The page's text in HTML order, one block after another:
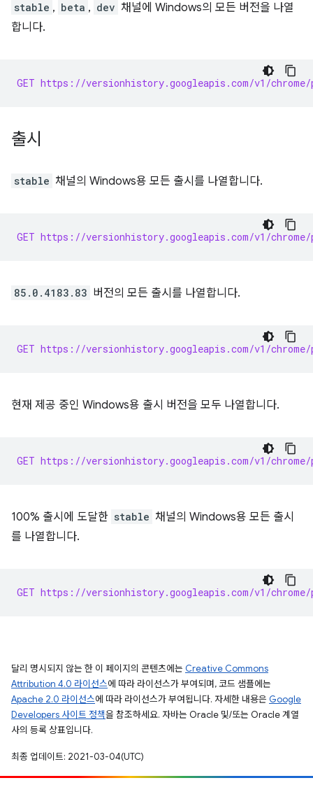
stable , beta , dev 채널에 Windows의 모든 버전을 나열
합니다.
GET https://versionhistory.googleapis.com/v1/
출시
stable 채널의 Windows용 모든 출시를 나열합니다.
GET https://versionhistory.googleapis.com/v1/
85.0.4183.83 버전의 모든 출시를 나열합니다.
GET https://versionhistory.googleapis.com/v1/
현재 제공 중인 Windows용 출시 버전을 모두 나열합니다.
GET https://versionhistory.googleapis.com/v1/
100% 출시에 도달한 stable 채널의 Windows용 모든 출시
를 나열합니다.
GET https://versionhistory.googleapis.com/v1/
달리 명시되지 않는 한 이 페이지의 콘텐츠에는 Creative Commons
Attribution 4.0 라이선스에 따라 라이선스가 부여되며, 코드 샘플에는
Apache 2.0 라이선스에 따라 라이선스가 부여됩니다. 자세한 내용은 Google
Developers 사이트 정책을 참조하세요. 자바는 Oracle 및/또는 Oracle 계열
사의 등록 상표입니다.
최종 업데이트: 2021-03-04(UTC)